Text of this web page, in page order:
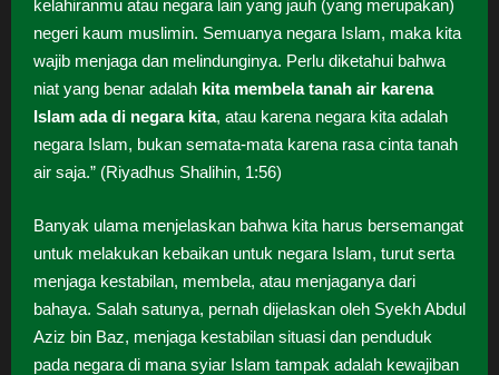
kelahiranmu atau negara lain yang jauh (yang merupakan)
negeri kaum muslimin. Semuanya negara Islam, maka kita
wajib menjaga dan melindunginya. Perlu diketahui bahwa
niat yang benar adalah kita membela tanah air karena
Islam ada di negara kita, atau karena negara kita adalah
negara Islam, bukan semata-mata karena rasa cinta tanah
air saja.” (Riyadhus Shalihin, 1:56)
Banyak ulama menjelaskan bahwa kita harus bersemangat
untuk melakukan kebaikan untuk negara Islam, turut serta
menjaga kestabilan, membela, atau menjaganya dari
bahaya. Salah satunya, pernah dijelaskan oleh Syekh Abdul
Aziz bin Baz, menjaga kestabilan situasi dan penduduk
pada negara di mana syiar Islam tampak adalah kewajiban